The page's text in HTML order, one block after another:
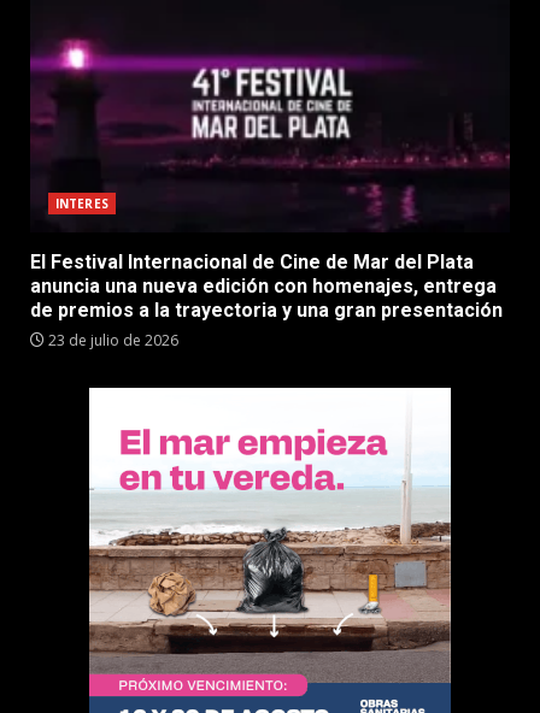
INTERES
El Festival Internacional de Cine de Mar del Plata
anuncia una nueva edición con homenajes, entrega
de premios a la trayectoria y una gran presentación
23 de julio de 2026